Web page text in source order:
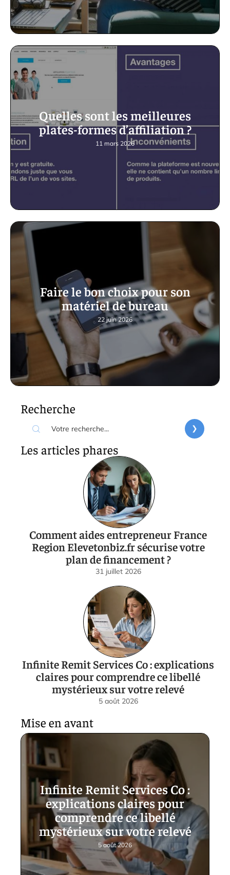
Quelles sont les meilleures
plates-formes d’affiliation ?
11 mars 2026
Faire le bon choix pour son
matériel de bureau
22 juin 2026
Recherche
Les articles phares
Comment aides entrepreneur France
Region Elevetonbiz.fr sécurise votre
plan de financement ?
31 juillet 2026
Infinite Remit Services Co : explications
claires pour comprendre ce libellé
mystérieux sur votre relevé
5 août 2026
Mise en avant
Infinite Remit Services Co :
explications claires pour
comprendre ce libellé
mystérieux sur votre relevé
5 août 2026